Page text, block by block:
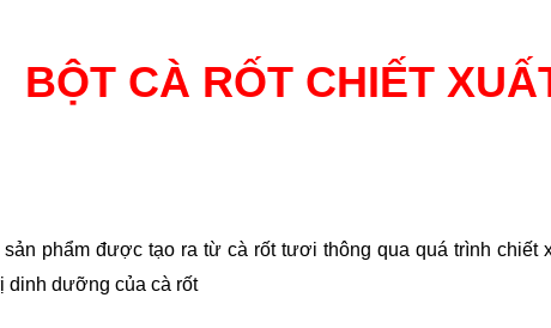
BỘT CÀ RỐT CHIẾT
phẩm được tạo ra từ cà rốt tươi thông qua quá trình
dinh dưỡng của cà rốt